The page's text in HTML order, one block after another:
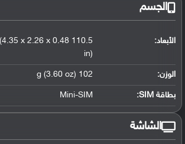
الجسم
الأبعاد:
(4.35 x 2.26 x 0.48
in)
الوزن: 102 g (3.60 oz)
بطاقة SIM: Mini-SIM
الشاشة